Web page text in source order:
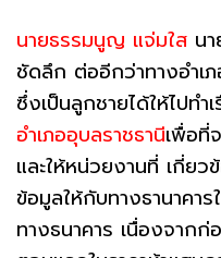
นายธรรมนูญ แจ่มใส น
ชัดลึก ต่ออีกว่าทางอำเภ
ซึ่งเป็นลูกชายได้ให้ไปทำ
อำเภออุบลราชธานีเพื่อที่
และให้หน่วยงานที่ เกี่ย
ข้อมูลให้กับทางธานาคา
ทางธนาคาร เนื่องจากก่